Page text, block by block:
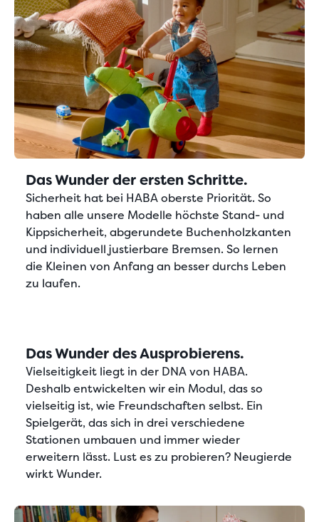
Das Wunder der ersten Schritte.
Sicherheit hat bei HABA oberste Priorität. So
haben alle unsere Modelle höchste Stand- und
Kippsicherheit, abgerundete Buchenholzkanten
und individuell justierbare Bremsen. So lernen
die Kleinen von Anfang an besser durchs Leben
zu laufen.
Das Wunder des Ausprobierens.
Vielseitigkeit liegt in der DNA von HABA.
Deshalb entwickelten wir ein Modul, das so
vielseitig ist, wie Freundschaften selbst. Ein
Spielgerät, das sich in drei verschiedene
Stationen umbauen und immer wieder
erweitern lässt. Lust es zu probieren? Neugierde
wirkt Wunder.